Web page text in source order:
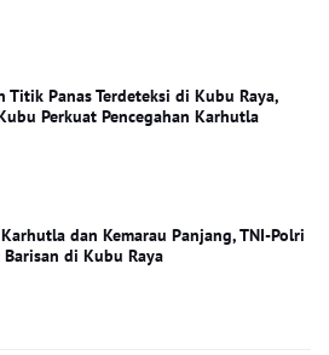
Titik Panas Terdeteksi di Kubu Raya,
Perkuat Pencegahan Karhutla
dan Kemarau Panjang, TNI-Polri
Barisan di Kubu Raya